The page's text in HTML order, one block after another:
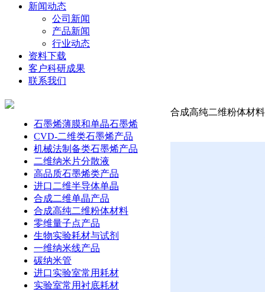
新闻动态
公司新闻
产品新闻
行业动态
资料下载
客户科研成果
联系我们
石墨烯薄膜和单晶石墨烯
CVD-二维类石墨烯产品
机械法制备类石墨烯产品
二维纳米片分散液
高品质石墨烯类产品
进口二维半导体单晶
合成二维单晶产品
合成高纯二维粉体材料
零维量子点产品
生物实验耗材与试剂
一维纳米线产品
碳纳米管
进口实验室常用耗材
实验室常用衬底耗材
合成高纯二维粉体材